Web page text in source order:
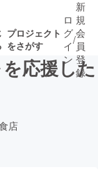
プロジェクト
をさがす
いプ
ロ
グ
イ
ン
/
新
規
会
員
登
録
応援した
店